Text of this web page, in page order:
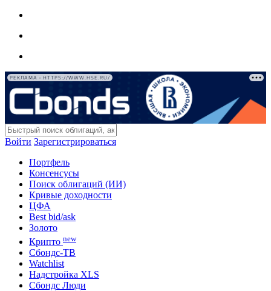
РЕКЛАМА • HTTPS://WWW.HSE.RU/
Войти Зарегистрироваться
Портфель
Консенсусы
Поиск облигаций (ИИ)
Кривые доходности
ЦФА
Best bid/ask
Золото
Крипто new
Сбондс-ТВ
Watchlist
Надстройка XLS
Сбондс Люди